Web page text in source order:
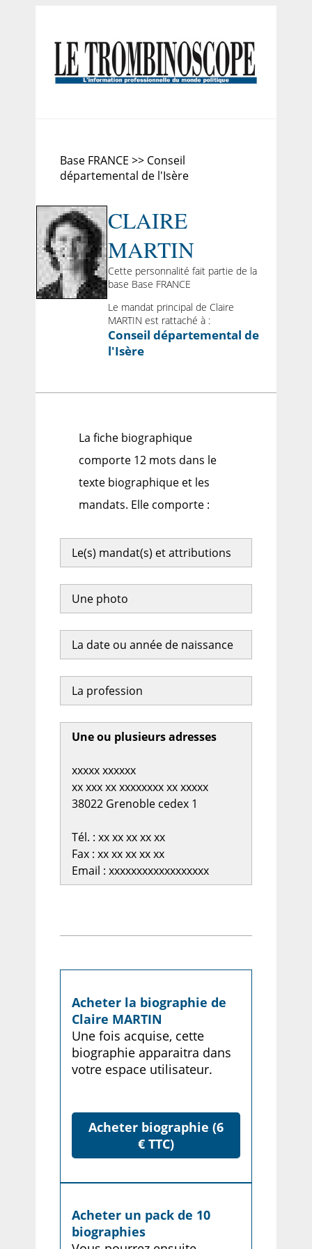
Base FRANCE >> Conseil
départemental de l'Isère
CLAIRE
MARTIN
Cette personnalité fait partie de la
base Base FRANCE
Le mandat principal de Claire
MARTIN est rattaché à :
Conseil départemental de
l'Isère
La fiche biographique
comporte 12 mots dans le
texte biographique et les
mandats. Elle comporte :
Le(s) mandat(s) et attributions
Une photo
La date ou année de naissance
La profession
Une ou plusieurs adresses
xxxxx xxxxxx
xx xxx xx xxxxxxxx xx xxxxx
38022 Grenoble cedex 1
Tél. : xx xx xx xx xx
Fax : xx xx xx xx xx
Email : xxxxxxxxxxxxxxxxxx
Acheter la biographie de
Claire MARTIN
Une fois acquise, cette
biographie apparaitra dans
votre espace utilisateur.
Acheter biographie (6
€ TTC)
Acheter un pack de 10
biographies